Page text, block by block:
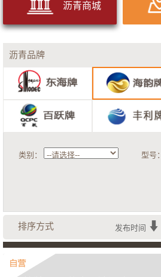
沥青商城
沥青品牌
类别： 型号：
排序方式 发布时间